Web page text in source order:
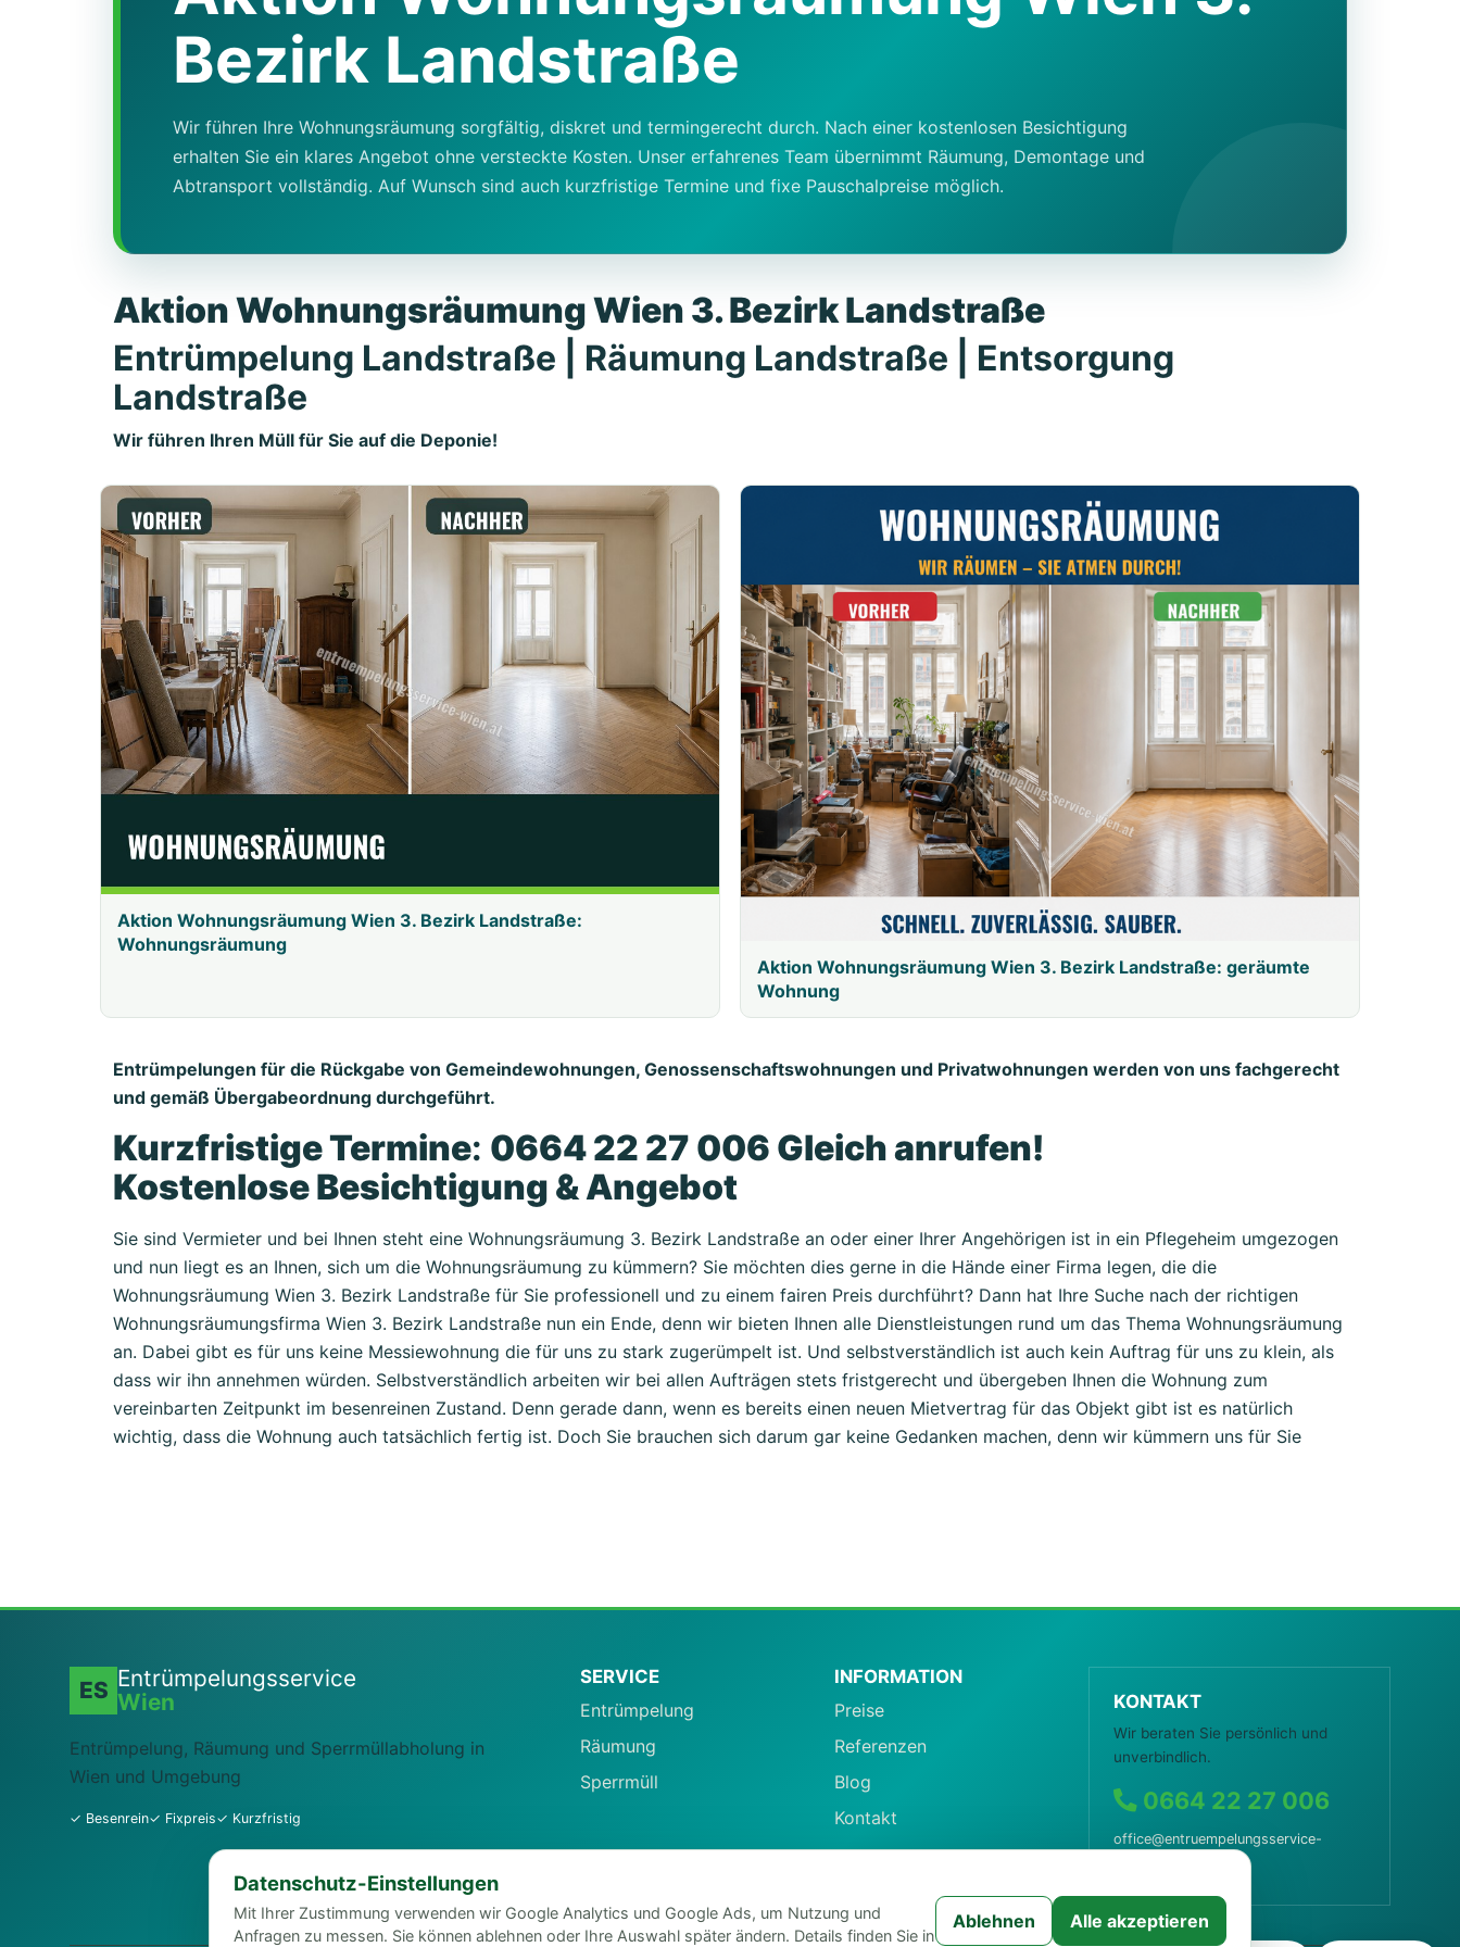
Bezirk Landstraße
Wir führen Ihre Wohnungsräumung sorgfältig, diskret und termingerecht durch. Nach einer kostenlosen Besichtigung
erhalten Sie ein klares Angebot ohne versteckte Kosten. Unser erfahrenes Team übernimmt Räumung, Demontage und
Abtransport vollständig. Auf Wunsch sind auch kurzfristige Termine und fixe Pauschalpreise möglich.
Aktion Wohnungsräumung Wien 3. Bezirk Landstraße
Entrümpelung Landstraße | Räumung Landstraße | Entsorgung
Landstraße
Wir führen Ihren Müll für Sie auf die Deponie!
Aktion Wohnungsräumung Wien 3. Bezirk Landstraße:
Wohnungsräumung
Aktion Wohnungsräumung Wien 3. Bezirk Landstraße: geräumte
Wohnung
Entrümpelungen für die Rückgabe von Gemeindewohnungen, Genossenschaftswohnungen und Privatwohnungen werden von uns fachgerecht
und gemäß Übergabeordnung durchgeführt.
Kurzfristige Termine: 0664 22 27 006 Gleich anrufen!
Kostenlose Besichtigung & Angebot
Sie sind Vermieter und bei Ihnen steht eine Wohnungsräumung 3. Bezirk Landstraße an oder einer Ihrer Angehörigen ist in ein Pflegeheim umgezogen
und nun liegt es an Ihnen, sich um die Wohnungsräumung zu kümmern? Sie möchten dies gerne in die Hände einer Firma legen, die die
Wohnungsräumung Wien 3. Bezirk Landstraße für Sie professionell und zu einem fairen Preis durchführt? Dann hat Ihre Suche nach der richtigen
Wohnungsräumungsfirma Wien 3. Bezirk Landstraße nun ein Ende, denn wir bieten Ihnen alle Dienstleistungen rund um das Thema Wohnungsräumung
an. Dabei gibt es für uns keine Messiewohnung die für uns zu stark zugerümpelt ist. Und selbstverständlich ist auch kein Auftrag für uns zu klein, als
dass wir ihn annehmen würden. Selbstverständlich arbeiten wir bei allen Aufträgen stets fristgerecht und übergeben Ihnen die Wohnung zum
vereinbarten Zeitpunkt im besenreinen Zustand. Denn gerade dann, wenn es bereits einen neuen Mietvertrag für das Objekt gibt ist es natürlich
wichtig, dass die Wohnung auch tatsächlich fertig ist. Doch Sie brauchen sich darum gar keine Gedanken machen, denn wir kümmern uns für Sie
ES Entrümpelungsservice
Wien
Entrümpelung, Räumung und Sperrmüllabholung in
Wien und Umgebung
✓ Besenrein✓ Fixpreis✓ Kurzfristig
SERVICE
Entrümpelung
Räumung
Sperrmüll
INFORMATION
Preise
Referenzen
Blog
Kontakt
KONTAKT
Wir beraten Sie persönlich und
unverbindlich.
0664 22 27 006
office@entruempelungsservice-
Datenschutz-Einstellungen
Mit Ihrer Zustimmung verwenden wir Google Analytics und Google Ads, um Nutzung und
Anfragen zu messen. Sie können ablehnen oder Ihre Auswahl später ändern. Details finden Sie in
Ablehnen Alle akzeptieren